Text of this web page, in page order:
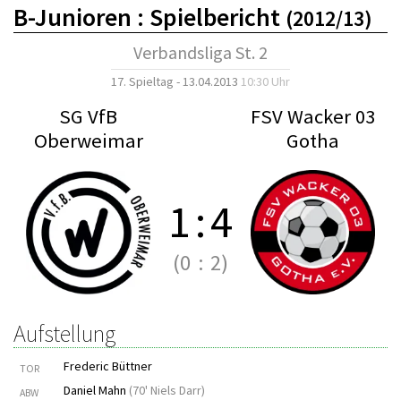
B-Junioren : Spielbericht (2012/13)
Verbandsliga St. 2
17. Spieltag - 13.04.2013 10:30 Uhr
SG VfB
Oberweimar
FSV Wacker 03
Gotha
1:4
(0 : 2)
Aufstellung
TOR Frederic Büttner
ABW Daniel Mahn (70' Niels Darr)